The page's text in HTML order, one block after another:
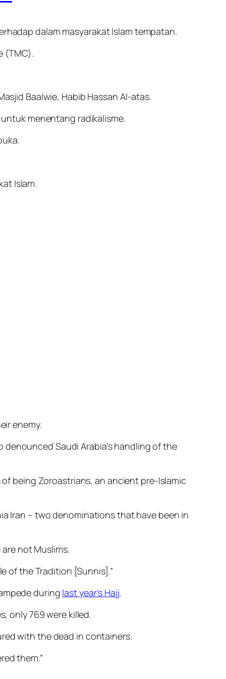
dalam masyarakat Islam tempatan.
(TMC).
Baalwie, Habib Hassan Al-atas.
menentang radikalisme.
Islam.
enemy.
Saudi Arabia’s handling of the
of being Zoroastrians, an ancient pre-Islamic
Iran – two denominations that have been in
not Muslims.
of the Tradition [Sunnis].”
during last year’s Hajj.
only 769 were killed.
with the dead in containers.
them.”